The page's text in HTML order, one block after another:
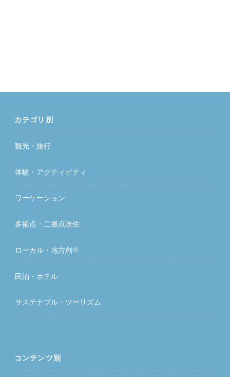
カテゴリ別
観光・旅行
体験・アクティビティ
ワーケーション
多拠点・二拠点居住
ローカル・地方創生
民泊・ホテル
サステナブル・ツーリズム
コンテンツ別